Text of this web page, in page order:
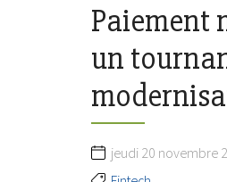
Paiement
un
jeudi 20 novembre